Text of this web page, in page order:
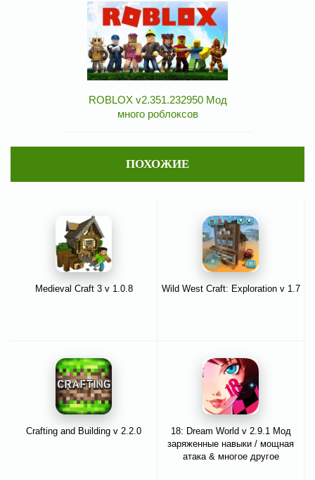
ROBLOX v2.351.232950 Мод
много роблоксов
ПОХОЖИЕ
Medieval Craft 3 v 1.0.8 Wild West Craft: Exploration v 1.7
Crafting and Building v 2.2.0
18: Dream World v 2.9.1 Мод
заряженные навыки / мощная
атака & многое другое